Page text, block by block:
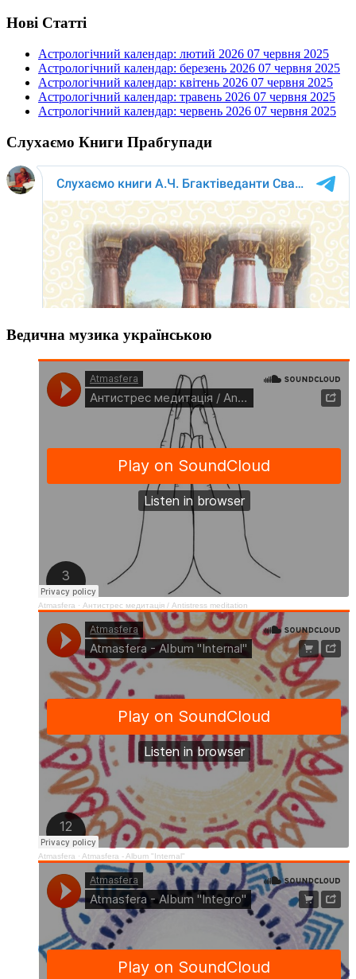
Нові Статті
Астрологічний календар: лютий 2026 07 червня 2025
Астрологічний календар: березень 2026 07 червня 2025
Астрологічний календар: квітень 2026 07 червня 2025
Астрологічний календар: травень 2026 07 червня 2025
Астрологічний календар: червень 2026 07 червня 2025
Слухаємо Книги Прабгупади
Ведична музика українською
Atmasfera · Антистрес медитація / Аntistress meditation
Atmasfera · Atmasfera - Album "Internal"